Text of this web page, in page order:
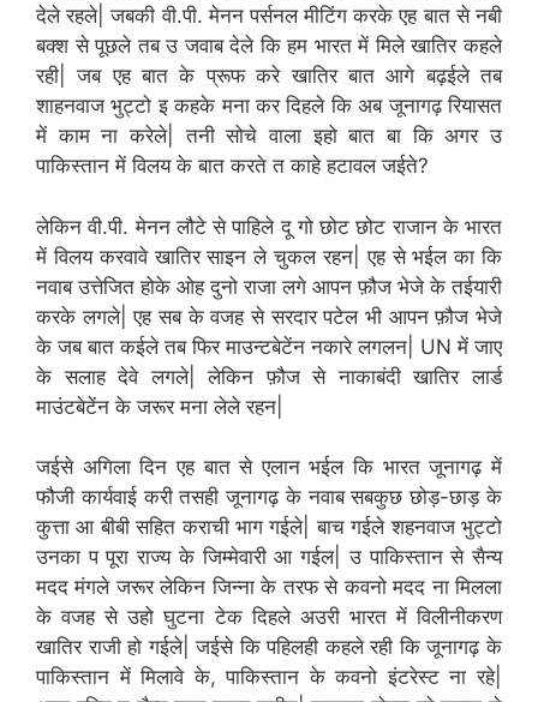
देले रहले| जबकी वी.पी. मेनन पर्सनल मीटिंग करके एह बात से नबी
बक्श से पूछले तब उ जवाब देले कि हम भारत में मिले खातिर कहले
रही| जब एह बात के प्रूफ करे खातिर बात आगे बढ़ईले तब
शाहनवाज भुट्टो इ कहके मना कर दिहले कि अब जूनागढ़ रियासत
में काम ना करेले| तनी सोचे वाला इहो बात बा कि अगर उ
पाकिस्तान में विलय के बात करते त काहे हटावल जईते?
लेकिन वी.पी. मेनन लौटे से पाहिले दू गो छोट छोट राजान के भारत
में विलय करवावे खातिर साइन ले चुकल रहन| एह से भईल का कि
नवाब उत्तेजित होके ओह दुनो राजा लगे आपन फ़ौज भेजे के तईयारी
करके लगले| एह सब के वजह से सरदार पटेल भी आपन फ़ौज भेजे
के जब बात कईले तब फिर माउन्टबेटेंन नकारे लगलन| UN में जाए
के सलाह देवे लगले| लेकिन फ़ौज से नाकाबंदी खातिर लार्ड
माउंटबेटेंन के जरूर मना लेले रहन|
जईसे अगिला दिन एह बात से एलान भईल कि भारत जूनागढ़ में
फौजी कार्यवाई करी तसही जूनागढ़ के नवाब सबकुछ छोड़-छाड़ के
कुत्ता आ बीबी सहित कराची भाग गईले| बाच गईले शहनवाज भुट्टो
उनका प पूरा राज्य के जिम्मेवारी आ गईल| उ पाकिस्तान से सैन्य
मदद मंगले जरूर लेकिन जिन्ना के तरफ से कवनो मदद ना मिलला
के वजह से उहो घुटना टेक दिहले अउरी भारत में विलीनीकरण
खातिर राजी हो गईले| जईसे कि पहिलही कहले रही कि जूनागढ़ के
पाकिस्तान में मिलावे के, पाकिस्तान के कवनो इंटरेस्ट ना रहे|